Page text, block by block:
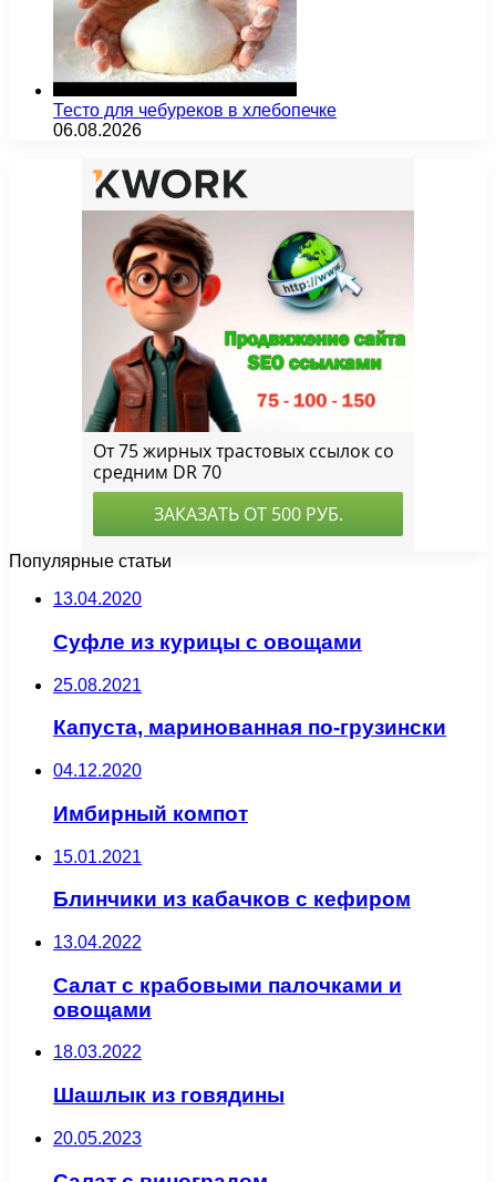
Тесто для чебуреков в хлебопечке
06.08.2026
Популярные статьи
13.04.2020
Суфле из курицы с овощами
25.08.2021
Капуста, маринованная по-грузински
04.12.2020
Имбирный компот
15.01.2021
Блинчики из кабачков с кефиром
13.04.2022
Салат с крабовыми палочками и
овощами
18.03.2022
Шашлык из говядины
20.05.2023